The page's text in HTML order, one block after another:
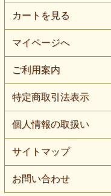
カートを見る
マイページへ
ご利用案内
特定商取引法表示
個人情報の取扱い
サイトマップ
お問い合わせ